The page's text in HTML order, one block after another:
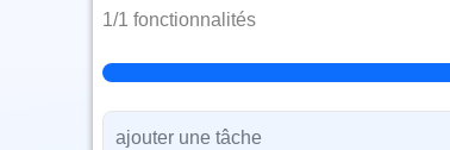
1/1 fonctionnalités